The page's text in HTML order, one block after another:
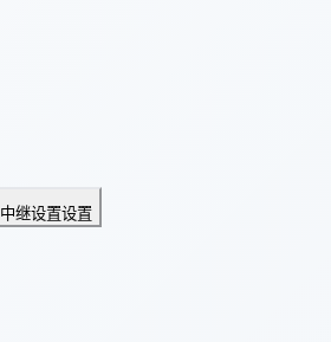
中继设置设置